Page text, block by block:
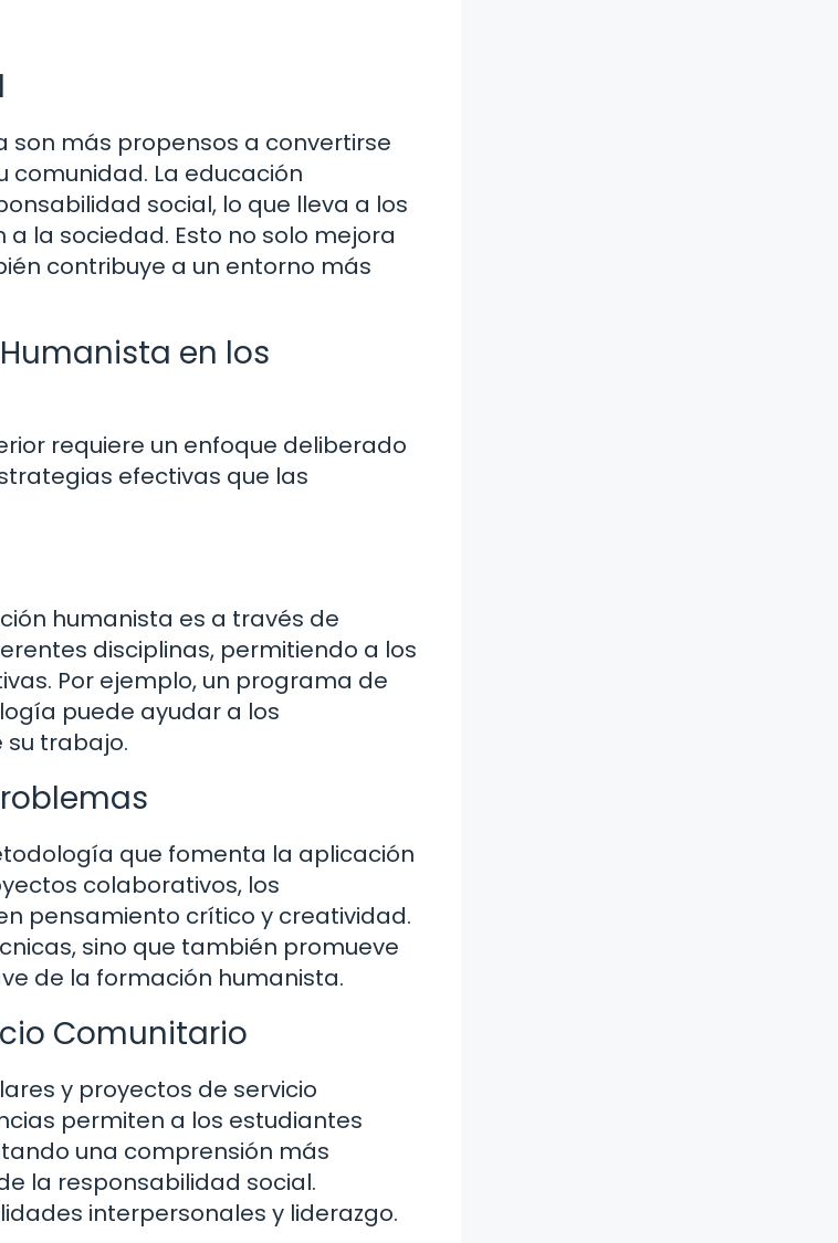
son más propensos a convertirse
La educación
social, lo que lleva a los
la sociedad. Esto no solo mejora
contribuye a un entorno más
en los
requiere un enfoque deliberado
efectivas que las
humanista es a través de
disciplinas, permitiendo a los
Por ejemplo, un programa de
puede ayudar a los
trabajo.
que fomenta la aplicación
colaborativos, los
pensamiento crítico y creatividad.
sino que también promueve
de la formación humanista.
Comunitario
y proyectos de servicio
permiten a los estudiantes
una comprensión más
la responsabilidad social.
interpersonales y liderazgo.